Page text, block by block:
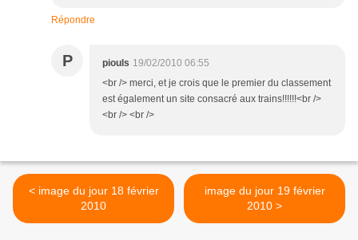
Répondre
P piouls 19/02/2010 06:55
<br /> merci, et je crois que le premier du classement
est également un site consacré aux trains!!!!!!<br />
<br /> <br />
< image du jour 18 février
2010
image du jour 19 février
2010 >